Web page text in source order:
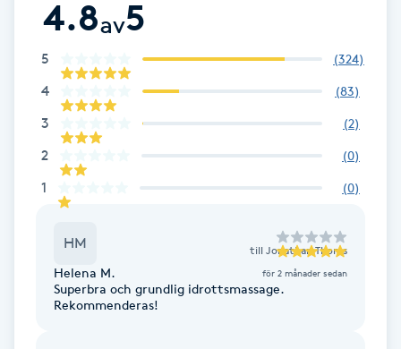
Enzympeeling
Extensions
Extensions borttagning
Face framing
4.8av5
5 (324)
4 (83)
3 (2)
2 (0)
1 (0)
HM till Jonathan Thoms
Helena M. för 2 månader sedan
Superbra och grundlig idrottsmassage.
Rekommenderas!